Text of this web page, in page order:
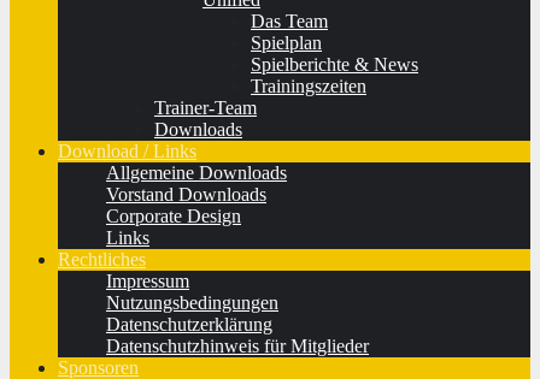
Das Team
Spielplan
Spielberichte & News
Trainingszeiten
Trainer-Team
Downloads
Download / Links
Allgemeine Downloads
Vorstand Downloads
Corporate Design
Links
Rechtliches
Impressum
Nutzungsbedingungen
Datenschutzerklärung
Datenschutzhinweis für Mitglieder
Sponsoren